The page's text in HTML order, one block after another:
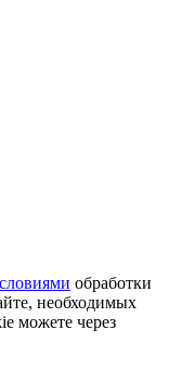
обработки
необходимых
можете через